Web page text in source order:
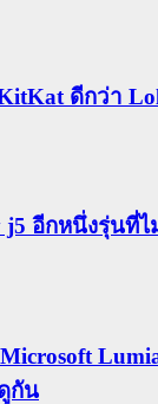
ดีกว่า
j5 อีกหนึ่งรุ่นที่
กัน